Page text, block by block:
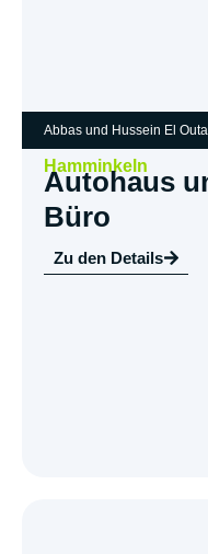
Abbas und Hussein El
Hamminkeln
Autohaus
Büro
Zu den Details